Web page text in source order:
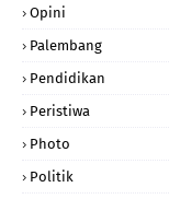
Opini
Palembang
Pendidikan
Peristiwa
Photo
Politik